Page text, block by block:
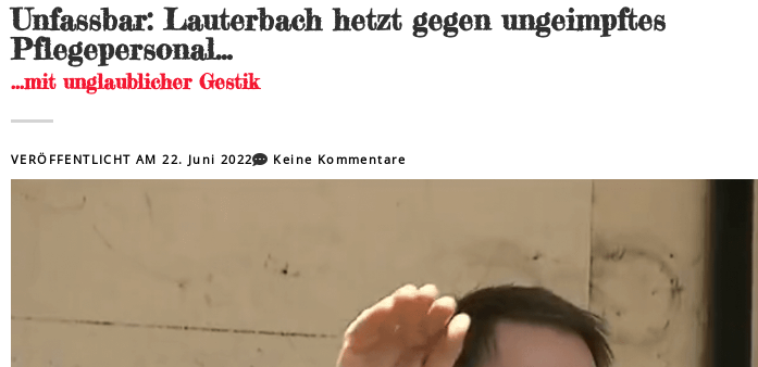
Unfassbar: Lauterbach hetzt gegen ungeimpftes
Pflegepersonal…
...mit unglaublicher Gestik
VERÖFFENTLICHT AM22. Juni 2022 Keine Kommentare